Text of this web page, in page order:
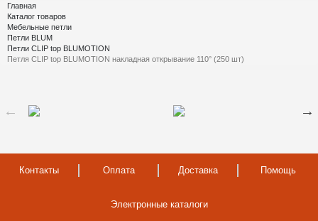
Главная
Каталог товаров
Мебельные петли
Петли BLUM
Петли CLIP top BLUMOTION
Петля CLIP top BLUMOTION накладная открывание 110° (250 шт)
Контакты Оплата Доставка Помощь
Электронные каталоги